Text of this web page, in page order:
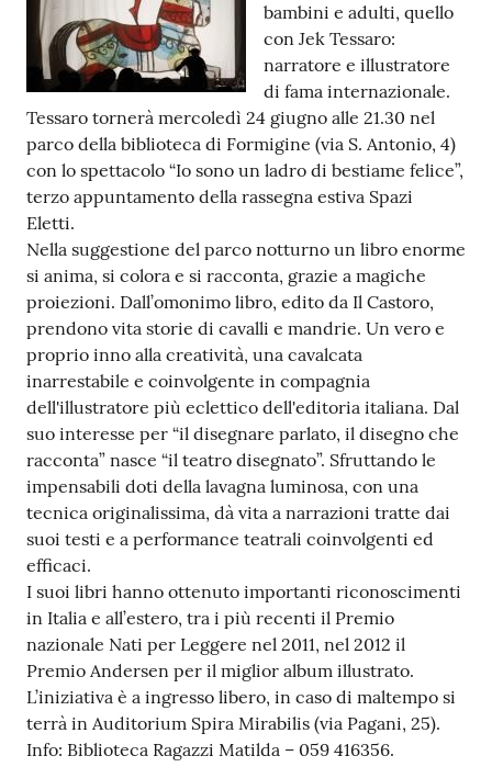
M
e
t
e
o
Tutti
gli
argomenti...
Seguici
su
bambini e adulti, quello
con Jek Tessaro:
narratore e illustratore
di fama internazionale.
Tessaro tornerà mercoledì 24 giugno alle 21.30 nel
parco della biblioteca di Formigine (via S. Antonio, 4)
con lo spettacolo “Io sono un ladro di bestiame felice”,
terzo appuntamento della rassegna estiva Spazi
Eletti.
Nella suggestione del parco notturno un libro enorme
si anima, si colora e si racconta, grazie a magiche
proiezioni. Dall’omonimo libro, edito da Il Castoro,
prendono vita storie di cavalli e mandrie. Un vero e
proprio inno alla creatività, una cavalcata
inarrestabile e coinvolgente in compagnia
dell'illustratore più eclettico dell'editoria italiana. Dal
suo interesse per “il disegnare parlato, il disegno che
racconta” nasce “il teatro disegnato”. Sfruttando le
impensabili doti della lavagna luminosa, con una
tecnica originalissima, dà vita a narrazioni tratte dai
suoi testi e a performance teatrali coinvolgenti ed
efficaci.
I suoi libri hanno ottenuto importanti riconoscimenti
in Italia e all’estero, tra i più recenti il Premio
nazionale Nati per Leggere nel 2011, nel 2012 il
Premio Andersen per il miglior album illustrato.
L’iniziativa è a ingresso libero, in caso di maltempo si
terrà in Auditorium Spira Mirabilis (via Pagani, 25).
Info: Biblioteca Ragazzi Matilda – 059 416356.